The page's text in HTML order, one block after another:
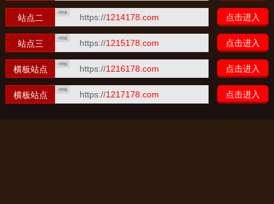
站点二
-ms
https://1214178.com 点击进入
站点三
-ms
https://1215178.com 点击进入
横板站点
-ms
https://1216178.com 点击进入
横板站点
-ms
https://1217178.com 点击进入